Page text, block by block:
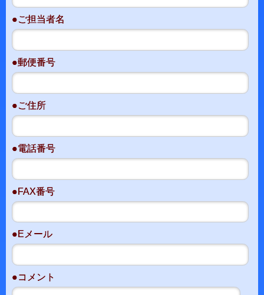
●ご担当者名
●郵便番号
●ご住所
●電話番号
●FAX番号
●Eメール
●コメント